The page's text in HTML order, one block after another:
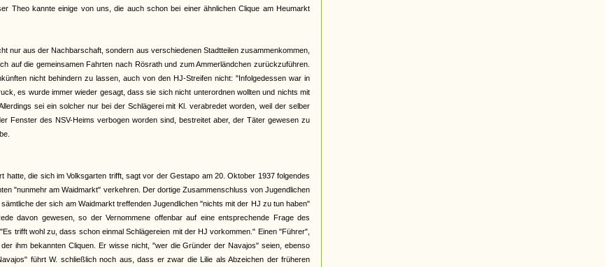
Theo kannte einige von uns, die auch schon bei einer ähnlichen Clique am Heumarkt
nur aus der Nachbarschaft, sondern aus verschiedenen Stadtteilen zusammenkommen,
auf die gemeinsamen Fahrten nach Rösrath und zum Ammerländchen zurückzuführen.
nicht behindern zu lassen, auch von den HJ-Streifen nicht: "Infolgedessen war in
es wurde immer wieder gesagt, dass sie sich nicht unterordnen wollten und nichts mit
sei ein solcher nur bei der Schlägerei mit Kl. verabredet worden, weil der selber
Fenster des NSV-Heims verbogen worden sind, bestreitet aber, der Täter gewesen zu
die sich im Volksgarten trifft, sagt vor der Gestapo am 20. Oktober 1937 folgendes
"nunmehr am Waidmarkt" verkehren. Der dortige Zusammenschluss von Jugendlichen
der sich am Waidmarkt treffenden Jugendlichen "nichts mit der HJ zu tun haben"
davon gewesen, so der Vernommene offenbar auf eine entsprechende Frage des
trifft wohl zu, dass schon einmal Schlägereien mit der HJ vorkommen." Einen "Führer",
ihm bekannten Cliquen. Er wisse nicht, "wer die Gründer der Navajos" seien, ebenso
führt W. schließlich noch aus, dass er zwar die Lilie als Abzeichen der früheren